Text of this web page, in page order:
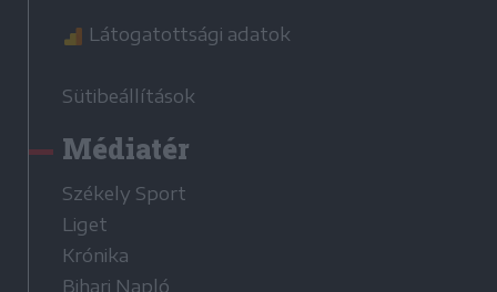
Látogatottsági adatok
Sütibeállítások
Médiatér
Székely Sport
Liget
Krónika
Bihari Napló